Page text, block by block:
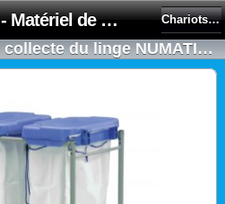
toutOtop' - Matériel de nettoyage, produit d'entretien, lubrifiant pour professionnel et particulier Chariots de collecte du linge
Chariot hospitalier de collecte du linge NUMATIC LLM 2100 - 2 x 100L